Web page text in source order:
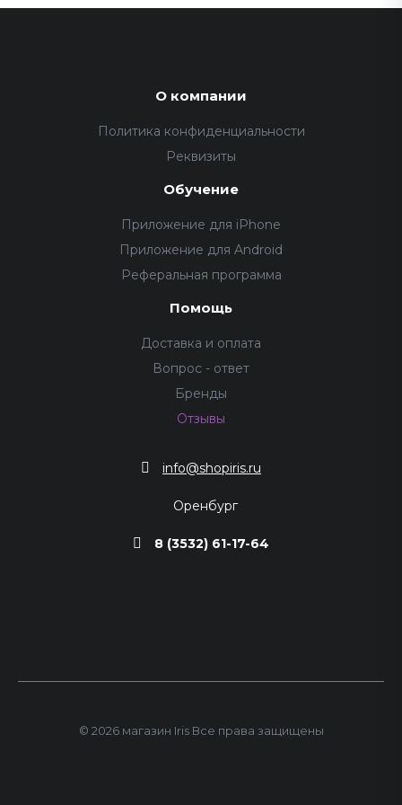
О компании
Политика конфиденциальности
Реквизиты
Обучение
Приложение для iPhone
Приложение для Android
Реферальная программа
Помощь
Доставка и оплата
Вопрос - ответ
Бренды
Отзывы
info@shopiris.ru
Оренбург
8 (3532) 61-17-64
© 2026 магазин Iris Все права защищены